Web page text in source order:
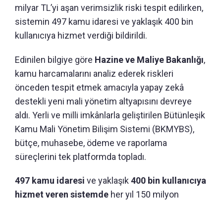
milyar TL’yi aşan verimsizlik riski tespit edilirken,
sistemin 497 kamu idaresi ve yaklaşık 400 bin
kullanıcıya hizmet verdiği bildirildi.
Edinilen bilgiye göre Hazine ve Maliye Bakanlığı,
kamu harcamalarını analiz ederek riskleri
önceden tespit etmek amacıyla yapay zekâ
destekli yeni mali yönetim altyapısını devreye
aldı. Yerli ve milli imkânlarla geliştirilen Bütünleşik
Kamu Mali Yönetim Bilişim Sistemi (BKMYBS),
bütçe, muhasebe, ödeme ve raporlama
süreçlerini tek platformda topladı.
497 kamu idaresi ve yaklaşık400 bin kullanıcıya
hizmet veren sistemde her yıl 150 milyon